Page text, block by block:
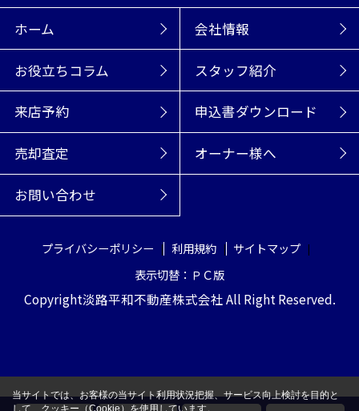
ホーム 会社情報
お役立ちコラム スタッフ紹介
来店予約 申込書ダウンロード
売却査定 オーナー様へ
お問い合わせ
プライバシーポリシー 利用規約
サイトマップ
表示切替：ＰＣ版
Copyright淡路平和不動産株式会社 All Right Reserved.
当サイトでは、お客様の当サイト利用状況把握、サービス向上検討を目的と
して、クッキー（Cookie）を使用しています。